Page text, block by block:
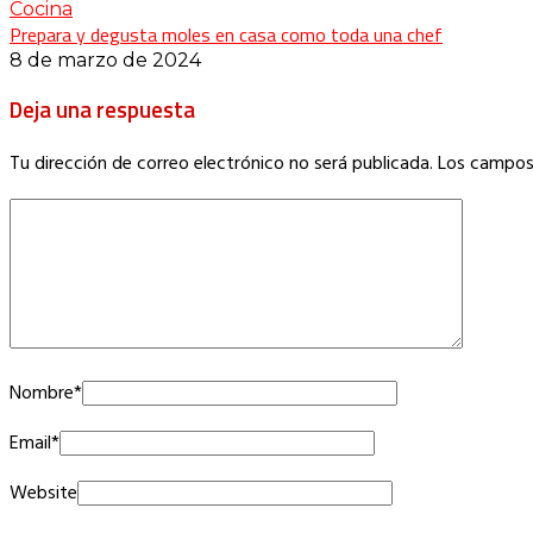
Cocina
Prepara y degusta moles en casa como toda una chef
8 de marzo de 2024
Deja una respuesta
Tu dirección de correo electrónico no será publicada.Los
Nombre*
Email*
Website